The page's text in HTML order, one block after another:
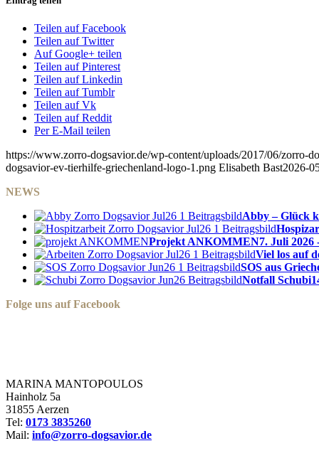
Teilen auf Facebook
Teilen auf Twitter
Auf Google+ teilen
Teilen auf Pinterest
Teilen auf Linkedin
Teilen auf Tumblr
Teilen auf Vk
Teilen auf Reddit
Per E-Mail teilen
https://www.zorro-dogsavior.de/wp-content/uploads/2017/06/zorro-
dogsavior-ev-tierhilfe-griechenland-logo-1.png Elisabeth Bast2026-
NEWS
Abby – Glück
Projekt ANKOMMEN7. Juli 2026
Viel los auf
SOS aus
Notfall Schubi
Folge uns auf Facebook
MARINA MANTOPOULOS
Hainholz 5a
31855 Aerzen
Tel: 0173 3835260
Mail: info@zorro-dogsavior.de